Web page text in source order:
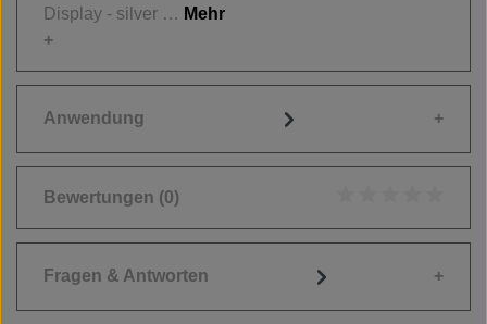
Display - silver … Mehr
Anwendung
Bewertungen (0)
Fragen & Antworten